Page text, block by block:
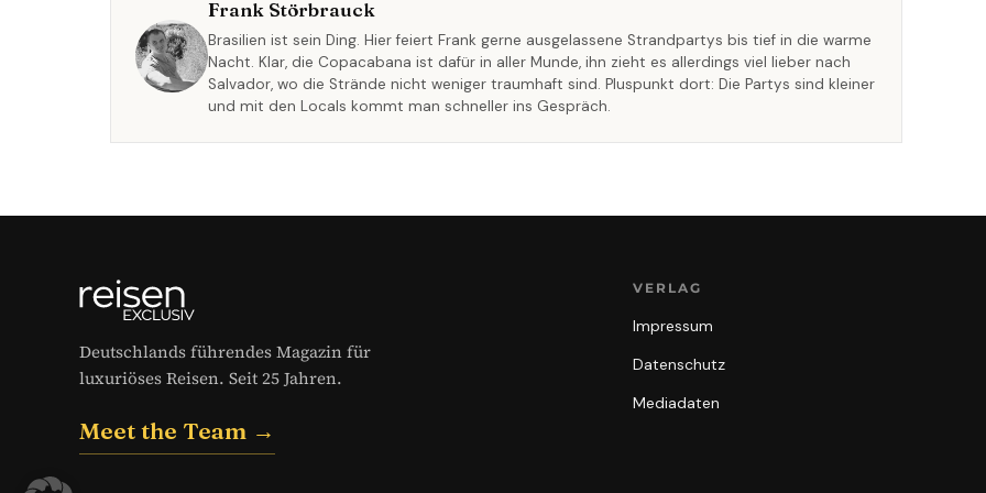
Frank Störbrauck
Brasilien ist sein Ding. Hier feiert Frank gerne ausgelassene Strandpartys bis tief in die warme
Nacht. Klar, die Copacabana ist dafür in aller Munde, ihn zieht es allerdings viel lieber nach
Salvador, wo die Strände nicht weniger traumhaft sind. Pluspunkt dort: Die Partys sind kleiner
und mit den Locals kommt man schneller ins Gespräch.
Deutschlands führendes Magazin für
luxuriöses Reisen. Seit 25 Jahren.
Meet the Team →
VERLAG
Impressum
Datenschutz
Mediadaten